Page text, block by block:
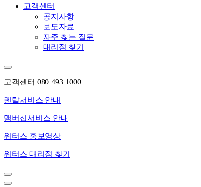
고객센터
공지사항
보도자료
자주 찾는 질문
대리점 찾기
고객센터 080-493-1000
렌탈서비스 안내
맴버십서비스 안내
워터스 홍보영상
워터스 대리점 찾기